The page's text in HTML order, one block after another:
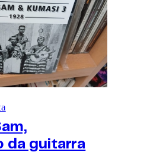
da guitarra